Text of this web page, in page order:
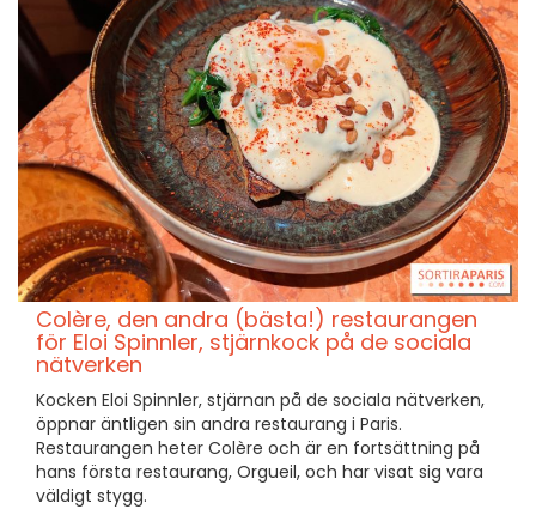
Colère, den andra (bästa!) restaurangen
för Eloi Spinnler, stjärnkock på de sociala
nätverken
Kocken Eloi Spinnler, stjärnan på de sociala nätverken,
öppnar äntligen sin andra restaurang i Paris.
Restaurangen heter Colère och är en fortsättning på
hans första restaurang, Orgueil, och har visat sig vara
väldigt stygg.